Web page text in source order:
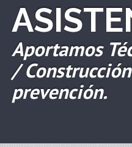
Aportamos
/
prevención.